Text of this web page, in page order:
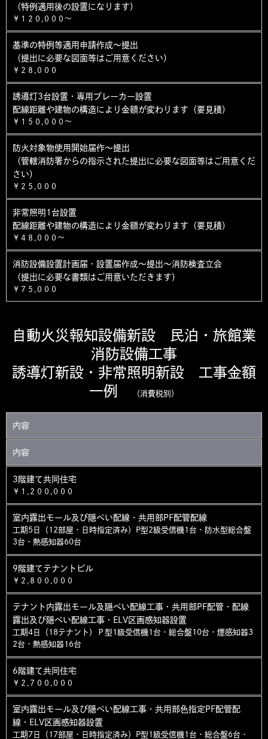
（特例適用後の設置になります）
￥１２０,０００～
基準の特例等適用申請作成～提出
（提出に必要な図面等はご用意ください）
￥２８,０００
誘導灯3台設置・専用ブレーカー設置
配線距離や建物の構造により金額が変わります（要見積）
￥１５０,０００～
防火対象物使用開始届作～提出
（管轄消防署からの指示された提出に必要な図面等はご用意くだ
さい）
￥２５,０００
非常照明1台設置
配線距離や建物の構造により金額が変わります（要見積）
￥４８,０００～
消防設備設置計画届・設置届作成～提出～消防検査立会
（提出に必要な書類はご用意いただきます）
￥７５,０００
自動火災報知設備新設 民泊・旅館業
消防設備工事
誘導灯新設・非常照明新設 工事金額
一例
（消費税別）
内容
内容
3階建て共同住宅
￥１,２００,０００
室内露出モール及び隠ぺい配線・共用部PF配管配線
工期5日（12部屋・日時指定済み）P型2級受信機1台・防水型総合盤
3台・熱感知器60台
9階建てテナントビル
￥２,８００,０００
テナント内露出モール及隠ぺい配線工事・共用部PF配管・配線
露出及び隠ぺい配線工事・ELV区画感知器設置
工期4日（18テナント）Ｐ型1級受信機1台・総合盤10台・煙感知器3
2台・熱感知器16台
6階建て共同住宅
￥２,７００,０００
室内露出モール及び隠ぺい配線工事・共用部色指定PF配管配
線・ELV区画感知器設置
工期7日（17部屋・日時指定済み）P型1級受信機1台・総合盤6台・